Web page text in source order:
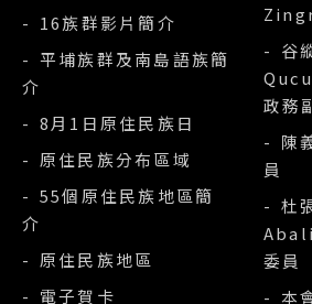
- 16族群影片簡介
- 平埔族群及南島語族簡
介
- 8月1日原住民族日
- 原住民族分布區域
- 55個原住民族地區簡
介
- 原住民族地區
- 電子賀卡
- 谷
政務
- 陳
員
- 杜
委員
- 本